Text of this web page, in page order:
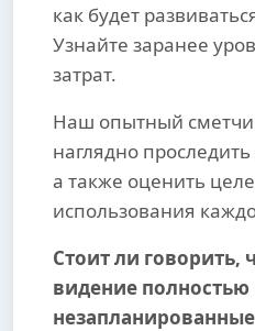
как будет
Узнайте заранее
затрат.
Наш опытный
наглядно
а также оценить
использования
Стоит ли говорить,
видение